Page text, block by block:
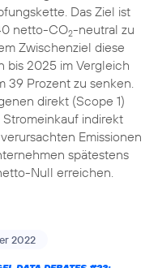
Das Ziel ist
netto-CO2-neutral zu
Zwischenziel diese
bis 2025 im Vergleich
39 Prozent zu senken.
direkt (Scope 1)
indirekt
Emissionen
spätestens
Null erreichen.
2022